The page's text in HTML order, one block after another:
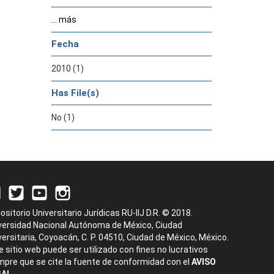
... más
Fecha
2010 (1)
Has File(s)
No (1)
Universitario Jurídicas RU-IIJ D.R. © 2018.
Nacional Autónoma de México, Ciudad
Coyoacán, C. P. 04510, Ciudad de México, México.
sitio web puede ser utilizado con fines no lucrativos
que se cite la fuente de conformidad con el AVISO